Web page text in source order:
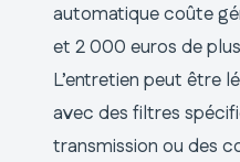
automatique coûte
et 2 000 euros de
L’entretien peut être
avec des filtres
transmission ou des